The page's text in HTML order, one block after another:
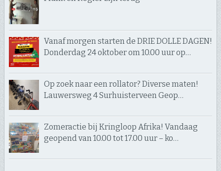
Vanaf morgen starten de DRIE DOLLE DAGEN!
Donderdag 24 oktober om 10.00 uur op…
Op zoek naar een rollator? Diverse maten!
Lauwersweg 4 Surhuisterveen Geop…
Zomeractie bij Kringloop Afrika! Vandaag
geopend van 10.00 tot 17.00 uur – ko…